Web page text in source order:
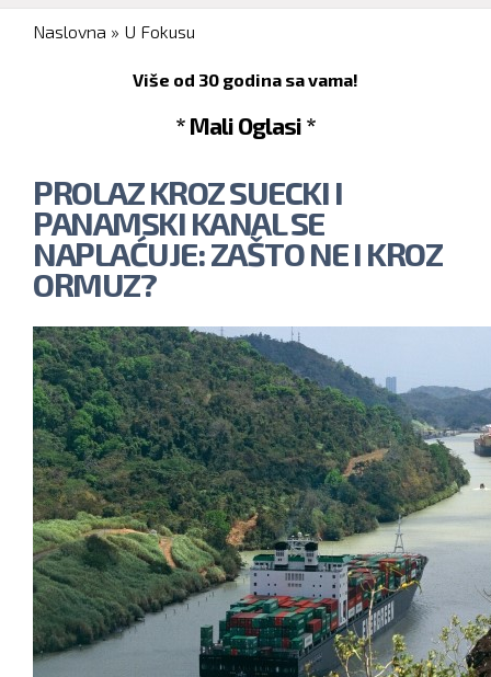
You are here
Naslovna » U Fokusu
Više od 30 godina sa vama!
* Mali Oglasi *
PROLAZ KROZ SUECKI I
PANAMSKI KANAL SE
NAPLAĆUJE: ZAŠTO NE I KROZ
ORMUZ?